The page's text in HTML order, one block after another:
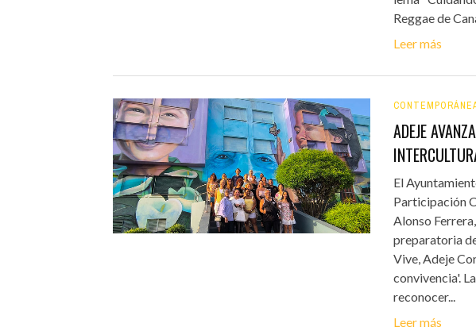
Reggae de
Leer más
ADEJE
El
Participación
Alonso
preparatoria
Vive, Adeje
convivencia'.
reconocer...
Leer más